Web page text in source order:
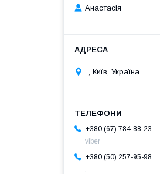
Анастасія
., Київ, Україна
+380 (67) 784-88-23
viber
+380 (50) 257-95-98
.